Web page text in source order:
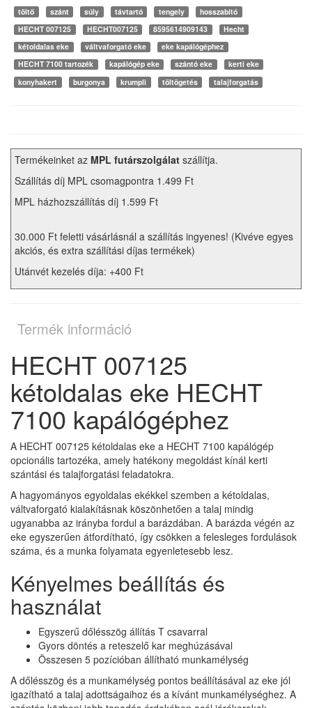
töltő
szánt súly távtartó tengely
hosszabító
HECHT 007125
HECHT007125 8595614909143
Hecht
kétoldalas eke
váltvaforgató eke
eke kapálógéphez
HECHT 7100 tartozék
kapálógép eke szántó eke
kerti eke
konyhakert
burgonya krumpli töltögetés talajforgatás
Termékeinket az MPL futárszolgálat szállítja.
Szállítás díj MPL csomagpontra 1.499 Ft
MPL házhozszállítás díj 1.599 Ft
30.000 Ft feletti vásárlásnál a szállítás ingyenes! (Kivéve egyes
akciós, és extra szállítási díjas termékek)
Utánvét kezelés díja: +400 Ft
Termék információ
HECHT 007125
kétoldalas eke HECHT
7100 kapálógéphez
A HECHT 007125 kétoldalas eke a HECHT 7100 kapálógép
opcionális tartozéka, amely hatékony megoldást kínál kerti
szántási és talajforgatási feladatokra.
A hagyományos egyoldalas ekékkel szemben a kétoldalas,
váltvaforgató kialakításnak köszönhetően a talaj mindig
ugyanabba az irányba fordul a barázdában. A barázda végén az
eke egyszerűen átfordítható, így csökken a felesleges fordulások
száma, és a munka folyamata egyenletesebb lesz.
Kényelmes beállítás és
használat
Egyszerű dőlésszög állítás T csavarral
Gyors döntés a reteszelő kar meghúzásával
Összesen 5 pozícióban állítható munkamélység
A dőlésszög és a munkamélység pontos beállításával az eke jól
igazítható a talaj adottságaihoz és a kívánt munkamélységhez. A